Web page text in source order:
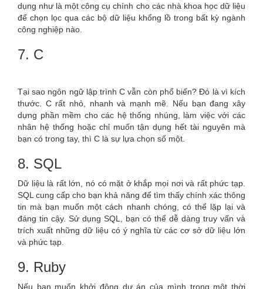
dụng như là một công cụ chính cho các nhà khoa học dữ liệu
để chọn lọc qua các bộ dữ liệu khổng lồ trong bất kỳ ngành
công nghiệp nào.
7. C
Tại sao ngôn ngữ lập trình C vẫn còn phổ biến? Đó là vì kích
thước. C rất nhỏ, nhanh và mạnh mẽ. Nếu bạn đang xây
dựng phần mềm cho các hệ thống nhúng, làm việc với các
nhân hệ thống hoặc chỉ muốn tận dụng hết tài nguyên mà
bạn có trong tay, thì C là sự lựa chọn số một.
8. SQL
Dữ liệu là rất lớn, nó có mặt ở khắp mọi nơi và rất phức tạp.
SQL cung cấp cho bạn khả năng để tìm thấy chính xác thông
tin mà bạn muốn một cách nhanh chóng, có thể lặp lại và
đáng tin cậy. Sử dụng SQL, bạn có thể dễ dàng truy vấn và
trích xuất những dữ liệu có ý nghĩa từ các cơ sở dữ liệu lớn
và phức tạp.
9. Ruby
Nếu bạn muốn khởi động dự án của mình trong một thời